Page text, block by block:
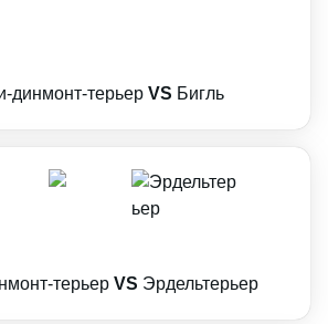
динмонт-терьер VS Бигль
терьер VS Эрдельтерьер